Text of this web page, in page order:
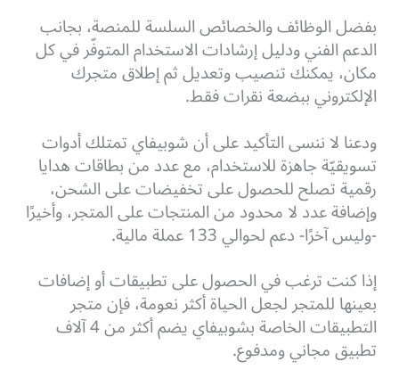
بفضل الوظائف والخصائص السلسة للمنصة، بجانب
الدعم الفني ودليل إرشادات الاستخدام المتوفّر في كل
مكان، يمكنك تنصيب وتعديل ثم إطلاق متجرك
الإلكتروني ببضعة نقرات فقط.
ودعنا لا ننسى التأكيد على أن شوبيفاي تمتلك أدوات
تسويقيّة جاهزة للاستخدام، مع عدد من بطاقات هدايا
رقمية تصلح للحصول على تخفيضات على الشحن،
وإضافة عدد لا محدود من المنتجات على المتجر، وأخيرًا
-وليس آخرًا- دعم لحوالي 133 عملة مالية.
إذا كنت ترغب في الحصول على تطبيقات أو إضافات
بعينها للمتجر لجعل الحياة أكثر نعومة، فإن متجر
التطبيقات الخاصة بشوبيفاي يضم أكثر من 4 آلاف
تطبيق مجاني ومدفوع.